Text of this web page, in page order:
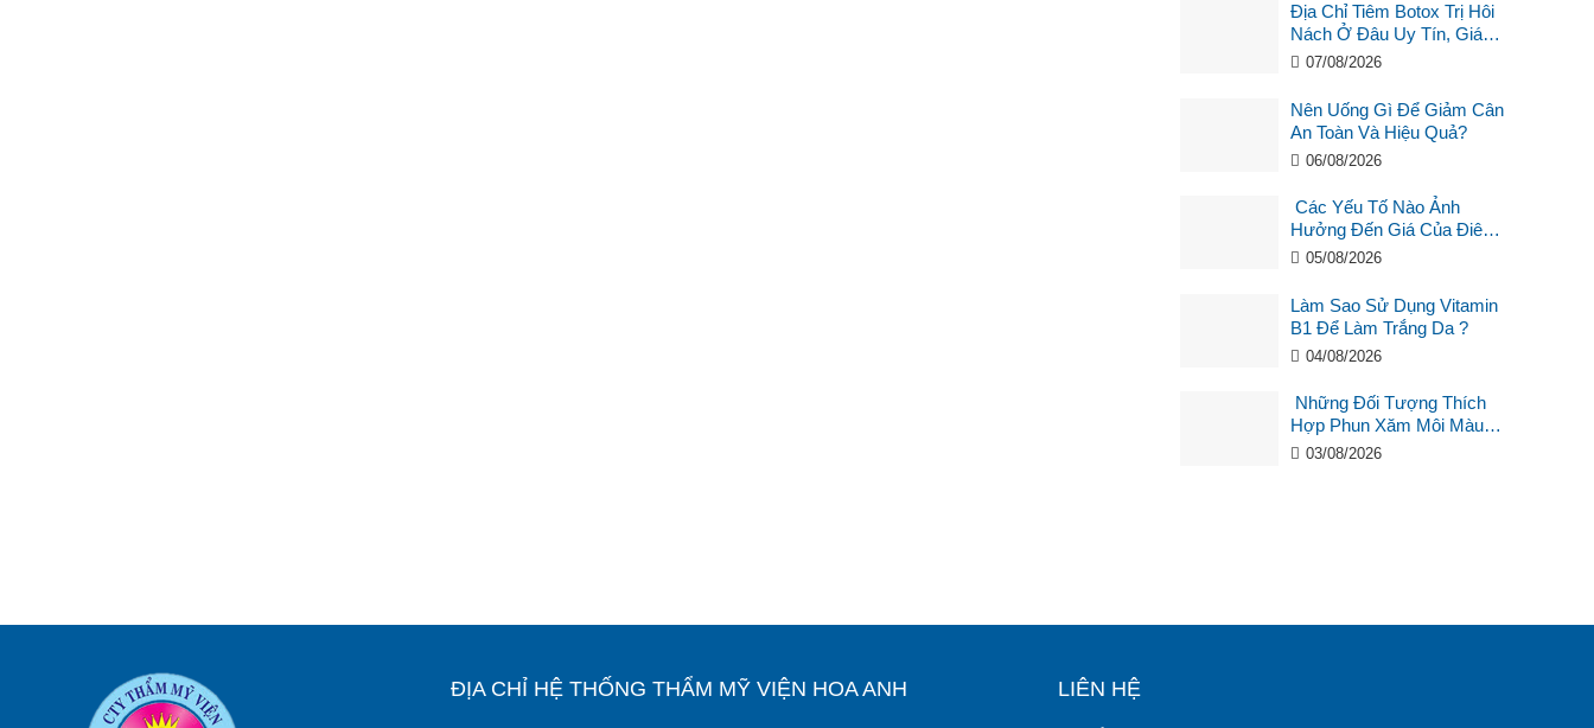
Địa Chỉ Tiêm Botox Trị Hôi
Nách Ở Đâu Uy Tín, Giá
Tốt?07/08/2026
Nên Uống Gì Để Giảm Cân
An Toàn Và Hiệu Quả?
06/08/2026
Các Yếu Tố Nào Ảnh
Hưởng Đến Giá Của Điêu
Khắc Chân Mày ?
05/08/2026
Làm Sao Sử Dụng Vitamin
B1 Để Làm Trắng Da ?
04/08/2026
Những Đối Tượng Thích
Hợp Phun Xăm Môi Màu
Hồng Cam San Hô?
03/08/2026
ĐỊA CHỈ HỆ THỐNG THẨM MỸ VIỆN HOA ANH LIÊN HỆ